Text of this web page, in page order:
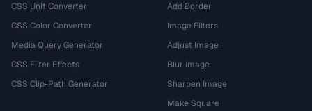
CSS Unit Converter
CSS Color Converter
Media Query Generator
CSS Filter Effects
CSS Clip-Path Generator
Add Border
Image Filters
Adjust Image
Blur Image
Sharpen Image
Make Square